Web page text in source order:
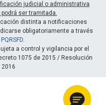
judicial o administrativa
ser tramitada.
distinta a notificaciones
obligatoriamente a través
.
a control y vigilancia por el
1075 de 2015 / Resolución
2016